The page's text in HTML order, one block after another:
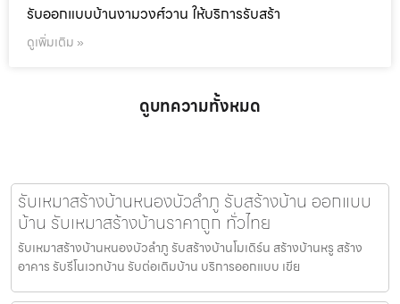
รับออกแบบบ้านงามวงศ์วาน ให้บริการรับสร้า
ดูเพิ่มเติม »
ดูบทความทั้งหมด
รับเหมาสร้างบ้านหนองบัวลำภู รับสร้างบ้าน ออกแบบ
บ้าน รับเหมาสร้างบ้านราคาถูก ทั่วไทย
รับเหมาสร้างบ้านหนองบัวลำภู รับสร้างบ้านโมเดิร์น สร้างบ้านหรู สร้าง
อาคาร รับรีโนเวทบ้าน รับต่อเติมบ้าน บริการออกแบบ เขีย